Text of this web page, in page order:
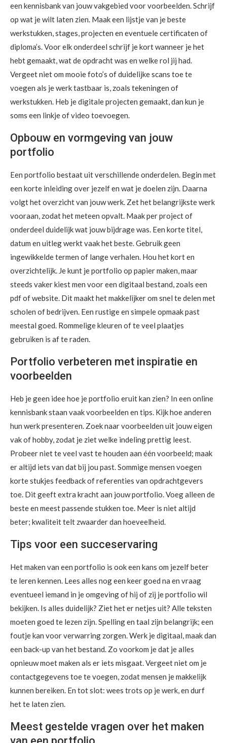
een kennisbank van jouw vakgebied voor voorbeelden. Schrijf
op wat je wilt laten zien. Maak een lijstje van je beste
werkstukken, stages, projecten en eventuele certificaten of
diploma’s. Voor elk onderdeel schrijf je kort wanneer je het
hebt gemaakt, wat de opdracht was en welke rol jij had.
Vergeet niet om mooie foto’s of duidelijke scans toe te
voegen als je werk tastbaar is, zoals tekeningen of
werkstukken. Heb je digitale projecten gemaakt, dan kun je
soms een linkje of video toevoegen.
Opbouw en vormgeving van jouw
portfolio
Een portfolio bestaat uit verschillende onderdelen. Begin met
een korte inleiding over jezelf en wat je doelen zijn. Daarna
volgt het overzicht van jouw werk. Zet het belangrijkste werk
vooraan, zodat het meteen opvalt. Maak per project of
onderdeel duidelijk wat jouw bijdrage was. Een korte titel,
datum en uitleg werkt vaak het beste. Gebruik geen
ingewikkelde termen of lange verhalen. Hou het kort en
overzichtelijk. Je kunt je portfolio op papier maken, maar
steeds vaker kiest men voor een digitaal bestand, zoals een
pdf of website. Dit maakt het makkelijker om snel te delen met
scholen of bedrijven. Een rustige en simpele opmaak past
meestal goed. Rommelige kleuren of te veel plaatjes
gebruiken is af te raden.
Portfolio verbeteren met inspiratie en
voorbeelden
Heb je geen idee hoe je portfolio eruit kan zien? In een online
kennisbank staan vaak voorbeelden en tips. Kijk hoe anderen
hun werk presenteren. Zoek naar voorbeelden uit jouw eigen
vak of hobby, zodat je ziet welke indeling prettig leest.
Probeer niet te veel vast te houden aan één voorbeeld; maak
er altijd iets van dat bij jou past. Sommige mensen voegen
korte stukjes feedback of referenties van opdrachtgevers
toe. Dit geeft extra kracht aan jouw portfolio. Voeg alleen de
beste en meest passende stukken toe. Meer is niet altijd
beter; kwaliteit telt zwaarder dan hoeveelheid.
Tips voor een succeservaring
Het maken van een portfolio is ook een kans om jezelf beter
te leren kennen. Lees alles nog een keer goed na en vraag
eventueel iemand in je omgeving of hij of zij je portfolio wil
bekijken. Is alles duidelijk? Ziet het er netjes uit? Alle teksten
moeten goed te lezen zijn. Spelling en taal zijn belangrijk; een
foutje kan voor verwarring zorgen. Werk je digitaal, maak dan
een back-up van het bestand. Zo voorkom je dat je alles
opnieuw moet maken als er iets misgaat. Vergeet niet om je
contactgegevens toe te voegen, zodat mensen je makkelijk
kunnen bereiken. En tot slot: wees trots op je werk, en durf
het te laten zien.
Meest gestelde vragen over het maken